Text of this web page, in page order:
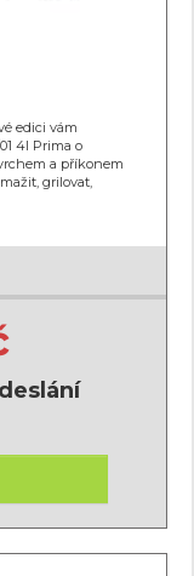
edici vám
4l Prima o
a příkonem
grilovat,